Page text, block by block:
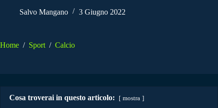
Salvo Mangano 3 Giugno 2022
Home / Sport / Calcio
Cosa troverai in questo articolo: mostra